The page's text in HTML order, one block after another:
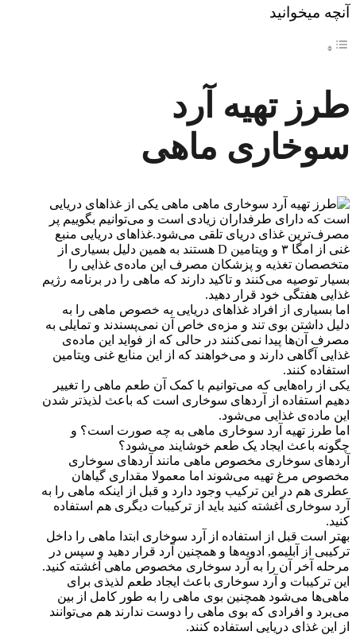
آنچه میخوانید
طرز تهیه آرد
سوخاری ماهی
ماهی یکی از غذاهای دریایی
است که دارای طرفداران زیادی است و می‌توانیم بگوییم پر
مصرف‌ترین غذای دریای تلقی می‌شود.غذاهای دریایی منبع
غنی از امگا ۳ و ویتامین D هستند به همین دلیل بسیاری از
متخصصان تغذیه و پزشکان مصرف این ماده‌ی غذایی را
بسیار توصیه می‌کنند و تاکید دارند که ماهی را در برنامه رژیم
غذایی هفتگی خود قرار دهید.
اما بسیاری از افراد غذاهای دریایی به خصوص ماهی را به
دلیل داشتن بوی تند و مزه‌ی خاص آن نمی‌پسندند و تمایلی به
مصرف آن‌ها پیدا نمی‌کنند در حالی که از فواید این ماده‌ی
غذایی آگاهی دارند و می‌خواهند که از این منابع غنی ویتامین
استفاده کنند.
یکی از راه‌هایی که می‌توانیم با کمک آن طعم ماهی را تغییر
دهیم استفاده از آردهای سوخاری است که باعث لذیذتر شدن
این ماده‌ی غذایی می‌شود.
اما طرز تهیه آرد سوخاری ماهی به چه صورت است؟ و
چگونه باعث ایجاد یک طعم خوشایند می‌شود؟
آردهای سوخاری مخصوص ماهی مانند آردهای سوخاری
مخصوص مرغ تهیه می‌شوند اما معمولا مقداری گیاهان
عطری هم در این ترکیب وجود دارد و قبل از اینکه ماهی را به
آرد سوخاری آغشته کنید باید از ترکیبات دیگری هم استفاده
کنید.
بهتر است قبل از استفاده از آرد سوخاری ابتدا ماهی را داخل
ترکیبی از آبلیمو, ادویه‌ها و همچنین آرد قرار دهید و سپس در
مرحله آخر آن را به آرد سوخاری مخصوص ماهی آغشته کنید.
این ترکیبات و آرد سوخاری باعث ایجاد طعم لذیذی برای
ماهی‌ها می‌شود همچنین بوی ماهی را به طور کامل از بین
می‌برد و افرادی که بوی ماهی را دوست ندارند هم می‌توانند
از این غذای دریایی استفاده کنند.